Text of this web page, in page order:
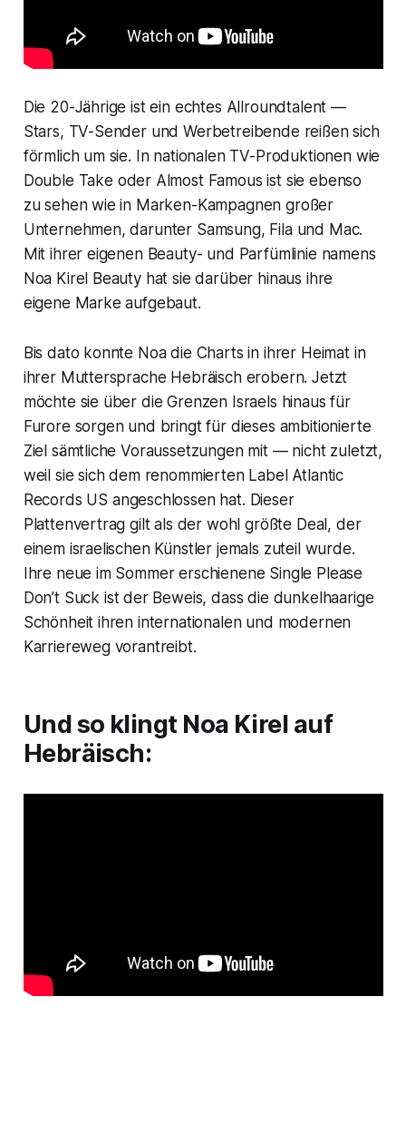
Die 20-Jährige ist ein echtes Allroundtalent —
Stars, TV-Sender und Werbetreibende reißen sich
förmlich um sie. In nationalen TV-Produktionen wie
Double Take oder Almost Famous ist sie ebenso
zu sehen wie in Marken-Kampagnen großer
Unternehmen, darunter Samsung, Filaund Mac.
Mit ihrer eigenen Beauty- und Parfümlinie namens
Noa Kirel Beautyhat sie darüber hinaus ihre
eigene Marke aufgebaut.
Bis dato konnte Noa die Charts in ihrer Heimat in
ihrer Muttersprache Hebräisch erobern. Jetzt
möchte sie über die Grenzen Israels hinaus für
Furore sorgen und bringt für dieses ambitionierte
Ziel sämtliche Voraussetzungen mit — nicht zuletzt,
weil sie sich dem renommierten Label Atlantic
Records US angeschlossen hat. Dieser
Plattenvertrag gilt als der wohl größte Deal, der
einem israelischen Künstler jemals zuteil wurde.
Ihre neue im Sommer erschienene Single Please
Don’t Suck ist der Beweis, dass die dunkelhaarige
Schönheit ihren internationalen und modernen
Karriereweg vorantreibt.
Und so klingt Noa Kirel auf
Hebräisch: